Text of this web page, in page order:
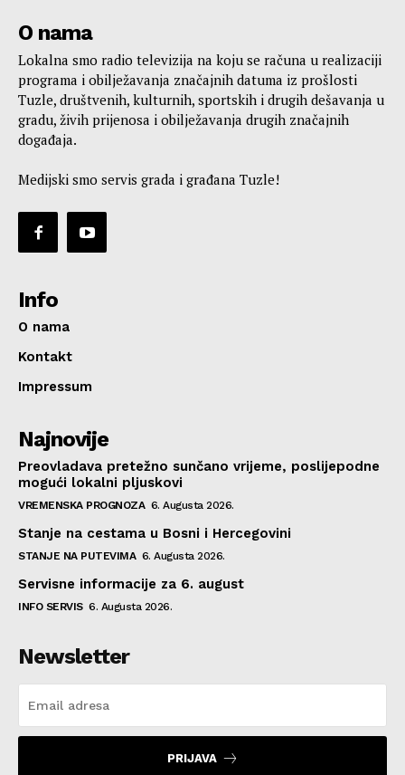
O nama
Lokalna smo radio televizija na koju se računa u realizaciji
programa i obilježavanja značajnih datuma iz prošlosti
Tuzle, društvenih, kulturnih, sportskih i drugih dešavanja u
gradu, živih prijenosa i obilježavanja drugih značajnih
događaja.
Medijski smo servis grada i građana Tuzle!
Info
O nama
Kontakt
Impressum
Najnovije
Preovladava pretežno sunčano vrijeme, poslijepodne
mogući lokalni pljuskovi
VREMENSKA PROGNOZA 6. Augusta 2026.
Stanje na cestama u Bosni i Hercegovini
STANJE NA PUTEVIMA 6. Augusta 2026.
Servisne informacije za 6. august
INFO SERVIS 6. Augusta 2026.
Newsletter
PRIJAVA